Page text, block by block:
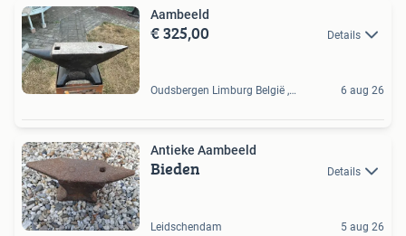
Aambeeld
€ 325,00 Details
Oudsbergen Limburg België , BE 6 aug 26
Antieke Aambeeld
Bieden Details
Leidschendam 5 aug 26